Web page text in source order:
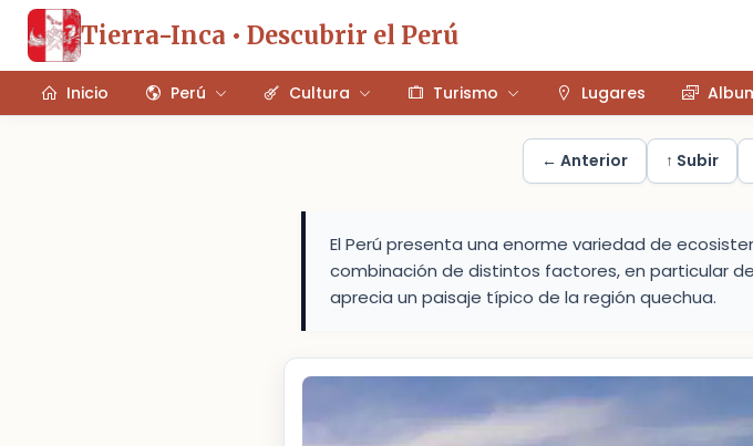
Tierra-Inca • Descubrir el Perú
Inicio Perú Cultura Turismo Lugares
← Anterior ↑ Subir
El Perú presenta una enorme variedad de
combinación de distintos factores, en particular
aprecia un paisaje típico de la región quechua.